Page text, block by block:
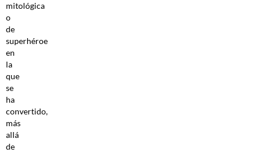
mitológica
o
de
superhéroe
en
la
que
se
ha
convertido,
más
allá
de